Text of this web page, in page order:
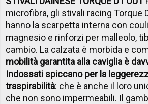
microfibra, gli stivali racing Torque
hanno la scarpetta interna con
magnesio e rinforzi per malleolo,
cambio. La calzata è morbida e
mobilità garantita alla caviglia è
Indossati spiccano per la
traspirabilità: che è anche il loro
che non sono impermeabili. Il